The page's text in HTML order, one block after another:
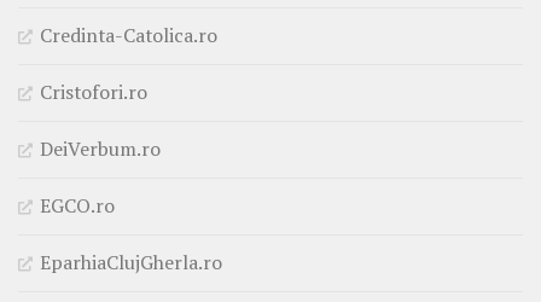
Credinta-Catolica.ro
Cristofori.ro
DeiVerbum.ro
EGCO.ro
EparhiaClujGherla.ro